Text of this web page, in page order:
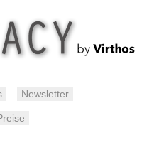
Newsletter